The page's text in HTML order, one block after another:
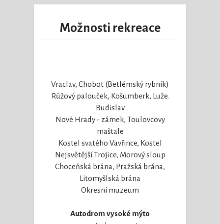
Možnosti rekreace
Vraclav, Chobot (Betlémský rybník)
Růžový palouček, Košumberk, Luže.
Budislav
Nové Hrady - zámek, Toulovcovy
maštale
Kostel svatého Vavřince, Kostel
Nejsvětější Trojice, Morový sloup
Choceňská brána, Pražská brána,
Litomyšlská brána
Okresní muzeum
Autodrom vysoké mýto